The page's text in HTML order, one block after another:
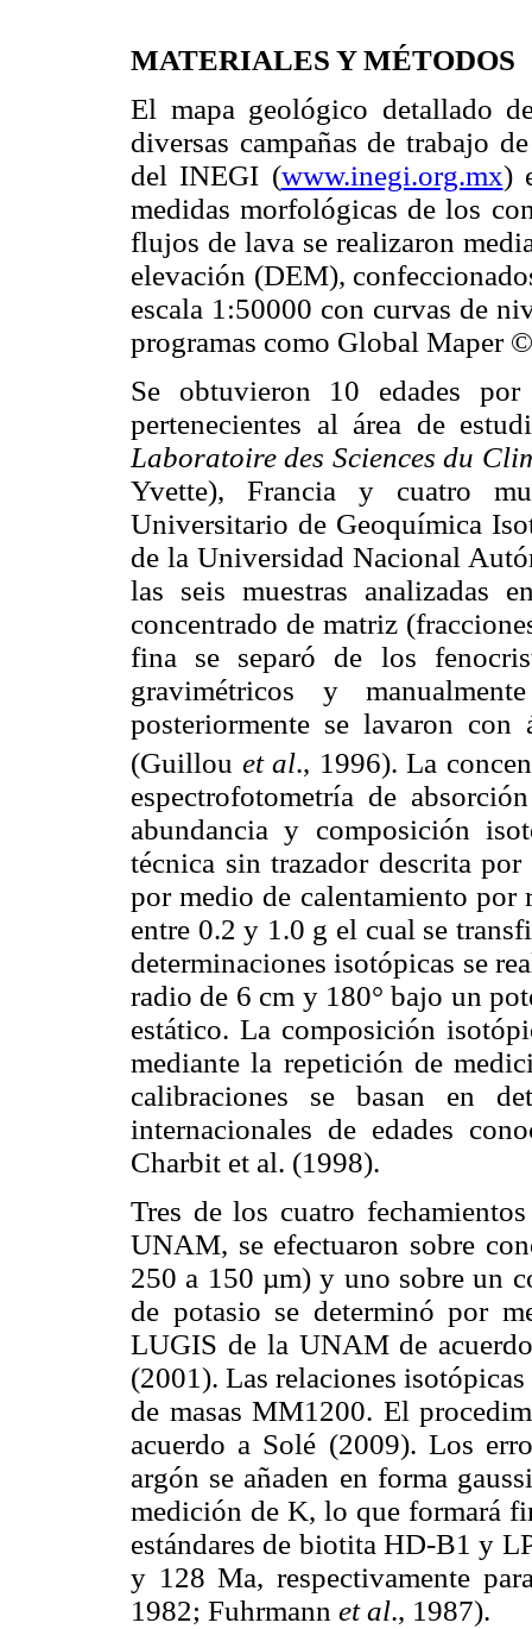
MATERIALES Y MÉTODOS
El mapa geológico detallado
diversas campañas de trabajo
del INEGI (www.inegi.org.mx)
medidas morfológicas de los
flujos de lava se realizaron
elevación (DEM),
escala 1:50000 con curvas de
programas como Global Maper
Se obtuvieron 10 edades
pertenecientes al área de
Laboratoire des Sciences du
Yvette), Francia y cuatro
Universitario de Geoquímica
de la Universidad Nacional
las seis muestras analizadas
concentrado de matriz
fina se separó de los
gravimétricos y
posteriormente se lavaron con
(Guillou et al., 1996). La
espectrofotometría de
abundancia y composición
técnica sin trazador descrita
por medio de calentamiento por
entre 0.2 y 1.0 g el cual se
determinaciones isotópicas se
radio de 6 cm y 180° bajo un
estático. La composición
mediante la repetición de
calibraciones se basan en
internacionales de edades
Charbit et al. (1998).
Tres de los cuatro
UNAM, se efectuaron sobre
250 a 150 µm) y uno sobre un
de potasio se determinó por
LUGIS de la UNAM de
(2001). Las relaciones
de masas MM1200. El
acuerdo a Solé (2009). Los
argón se añaden en forma
medición de K, lo que formará
estándares de biotita HD-B1 y
y 128 Ma, respectivamente
1982; Fuhrmann et al., 1987).